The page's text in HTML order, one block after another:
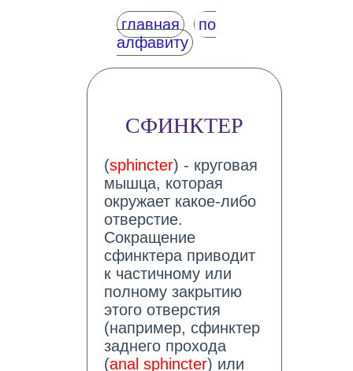
главная
по
алфавиту
СФИНКТЕР
(sphincter) - круговая
мышца, которая
окружает какое-либо
отверстие.
Сокращение
сфинктера приводит
к частичному или
полному закрытию
этого отверстия
(например, сфинктер
заднего прохода
(anal sphincter) или